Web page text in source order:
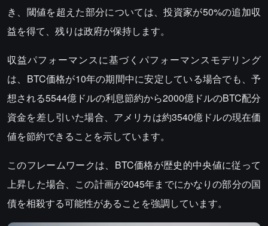
き、閾値を超えた部分については、投資家が50%の追加収
益を得て、残りは政府が保持します。
収益パフォーマンスに基づくパフォーマンスモデリング
は、BTC価格が10年の期間中に安定している場合でも、予
想される5544億ドルの利息節約から2000億ドルのBTC配分
資金を差し引いた場合、アメリカは約3540億ドルの現在価
値を節約できることを示しています。
このフレームワークは、BTC価格が歴史的中央値に従って
上昇した場合、この計画が2045年までにかなりの部分の国
債を相殺する可能性があることを強調しています。